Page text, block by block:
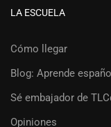
LA ESCUELA
Cómo llegar
Blog: Aprende
Sé embajador de
Opiniones